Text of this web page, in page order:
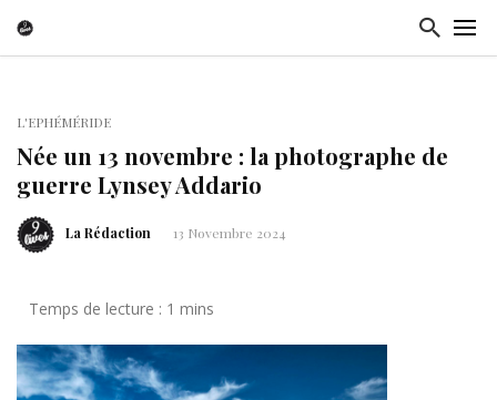
L'EPHÉMÉRIDE
Née un 13 novembre : la photographe de
guerre Lynsey Addario
La Rédaction 13 Novembre 2024